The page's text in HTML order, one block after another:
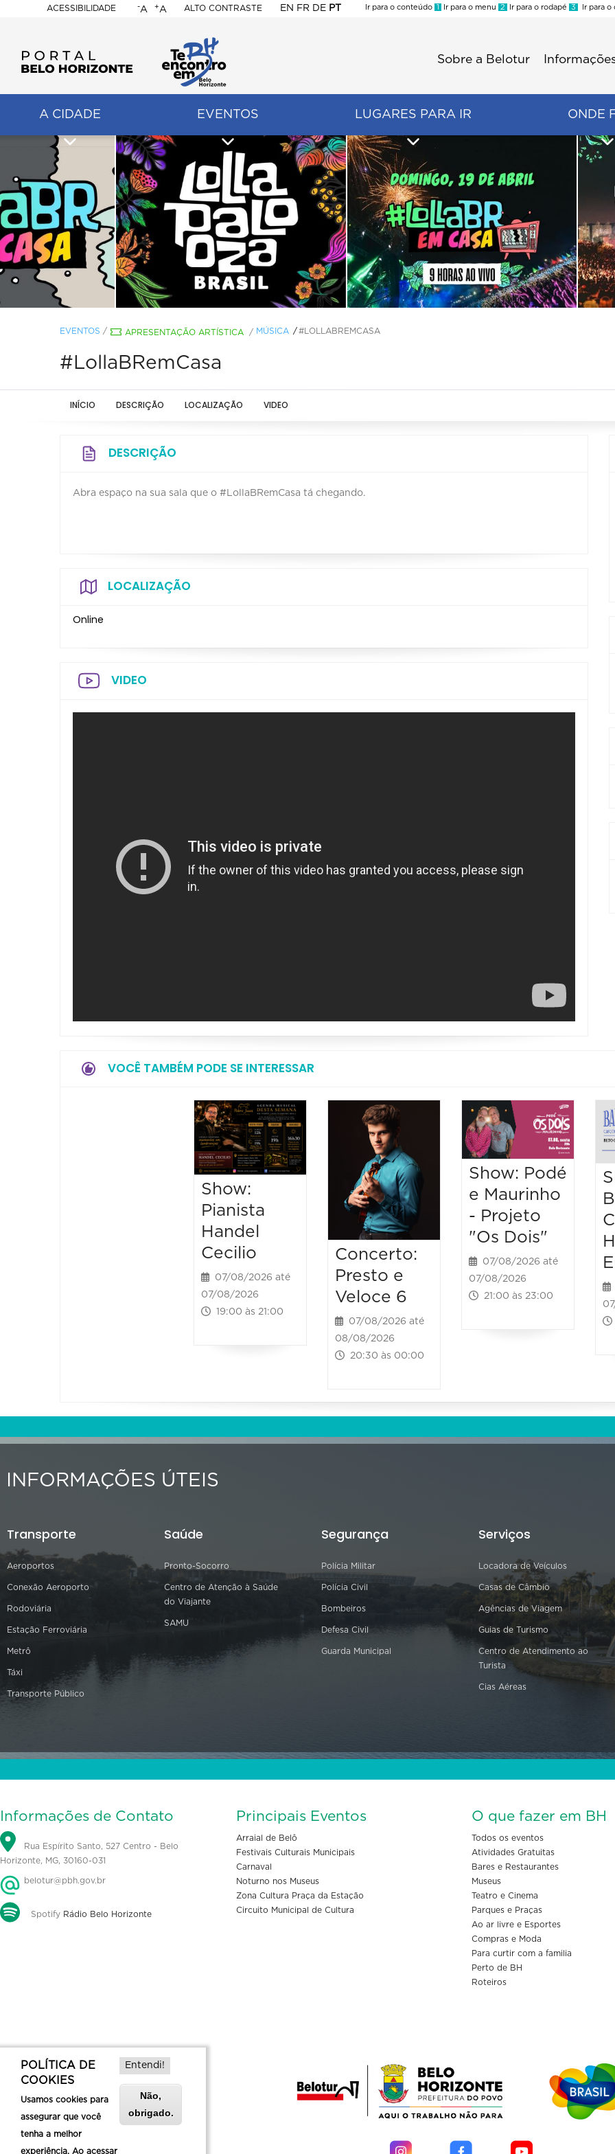
ACESSIBILIDADE
BELO
HORIZONTE
-A +A ALTO CONTRASTE EN FR DE PT
Ir para o conteúdo 1 Ir para o menu 2 Ir para o rodapé 3 Ir para o
Sobre a Belotur
A CIDADE EVENTOS LUGARES PARA IR ONDE
EVENTOS / APRESENTAÇÃO ARTÍSTICA / MÚSICA #LOLLABREMCASA
#LollaBRemCasa
INÍCIO DESCRIÇÃO LOCALIZAÇÃO VIDEO
DESCRIÇÃO
Abra espaço na sua sala que o #LollaBRemCasa tá chegando.
LOCALIZAÇÃO
Online
VIDEO
VOCÊ TAMBÉM PODE SE INTERESSAR
Show:
Pianista
Handel
Cecilio
07/08/2026 até
07/08/2026
19:00 às 21:00
Concerto:
Presto e
Veloce 6
07/08/2026 até
08/08/2026
20:30 às 00:00
Show: Podé
e Maurinho
- Projeto
"Os Dois"
07/08/2026 até
07/08/2026
21:00 às 23:00
INFORMAÇÕES ÚTEIS
Transporte
Aeroportos
Conexão Aeroporto
Rodoviária
Estação Ferroviária
Metrô
Táxi
Transporte Público
Saúde
Pronto-Socorro
Centro de Atenção à Saúde
do Viajante
SAMU
Segurança
Polícia Militar
Polícia Civil
Bombeiros
Defesa Civil
Guarda Municipal
Serviços
Locadora de Veículos
Casas de Câmbio
Agências de Viagem
Guias de Turismo
Centro de Atendimento ao
Turista
Cias Aéreas
Informações de Contato
Rua Espírito Santo, 527 Centro - Belo
Horizonte, MG, 30160-031
belotur@pbh.gov.br
Spotify Rádio Belo Horizonte
Principais Eventos
Arraial de Belô
Festivais Culturais Municipais
Carnaval
Noturno nos Museus
Zona Cultura Praça da Estação
Circuito Municipal de Cultura
O que fazer em BH
Todos os eventos
Atividades Gratuitas
Bares e Restaurantes
Museus
Teatro e Cinema
Parques e Praças
Ao ar livre e Esportes
Compras e Moda
Para curtir com a familia
Perto de BH
Roteiros
POLÍTICA DE
COOKIES
Usamos cookies para
assegurar que você
tenha a melhor
experiência. Ao acessar
Entendi!
Não,
obrigado.